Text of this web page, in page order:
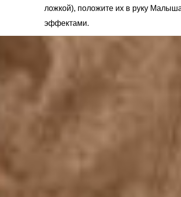
ложкой), положите их в руку
эффектами.